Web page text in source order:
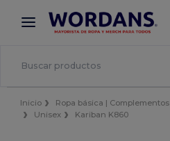
× App de Wordans
¡Mejores precios en app!
Inicio Ropa básica | Complementos
Unisex
Kariban K860